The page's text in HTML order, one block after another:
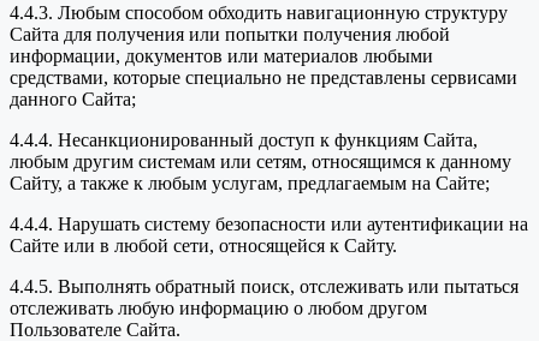
4.4.3. Любым способом обходить навигационную структуру
Сайта для получения или попытки получения любой
информации, документов или материалов любыми
средствами, которые специально не представлены сервисами
данного Сайта;
4.4.4. Несанкционированный доступ к функциям Сайта,
любым другим системам или сетям, относящимся к данному
Сайту, а также к любым услугам, предлагаемым на Сайте;
4.4.4. Нарушать систему безопасности или аутентификации на
Сайте или в любой сети, относящейся к Сайту.
4.4.5. Выполнять обратный поиск, отслеживать или пытаться
отслеживать любую информацию о любом другом
Пользователе Сайта.